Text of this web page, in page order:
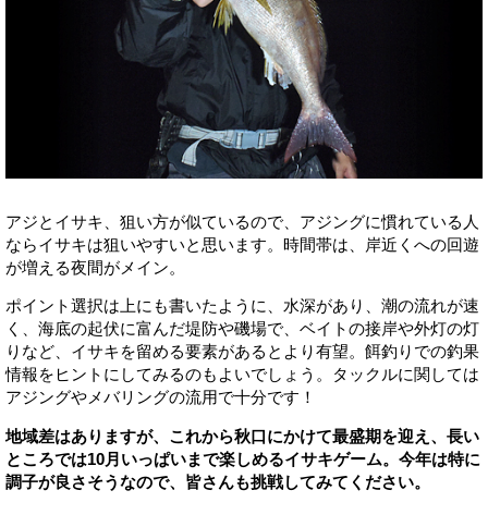
アジとイサキ、狙い方が似ているので、アジングに慣れている人
ならイサキは狙いやすいと思います。時間帯は、岸近くへの回遊
が増える夜間がメイン。
ポイント選択は上にも書いたように、水深があり、潮の流れが速
く、海底の起伏に富んだ堤防や磯場で、ベイトの接岸や外灯の灯
りなど、イサキを留める要素があるとより有望。餌釣りでの釣果
情報をヒントにしてみるのもよいでしょう。タックルに関しては
アジングやメバリングの流用で十分です！
地域差はありますが、これから秋口にかけて最盛期を迎え、長い
ところでは10月いっぱいまで楽しめるイサキゲーム。今年は特に
調子が良さそうなので、皆さんも挑戦してみてください。